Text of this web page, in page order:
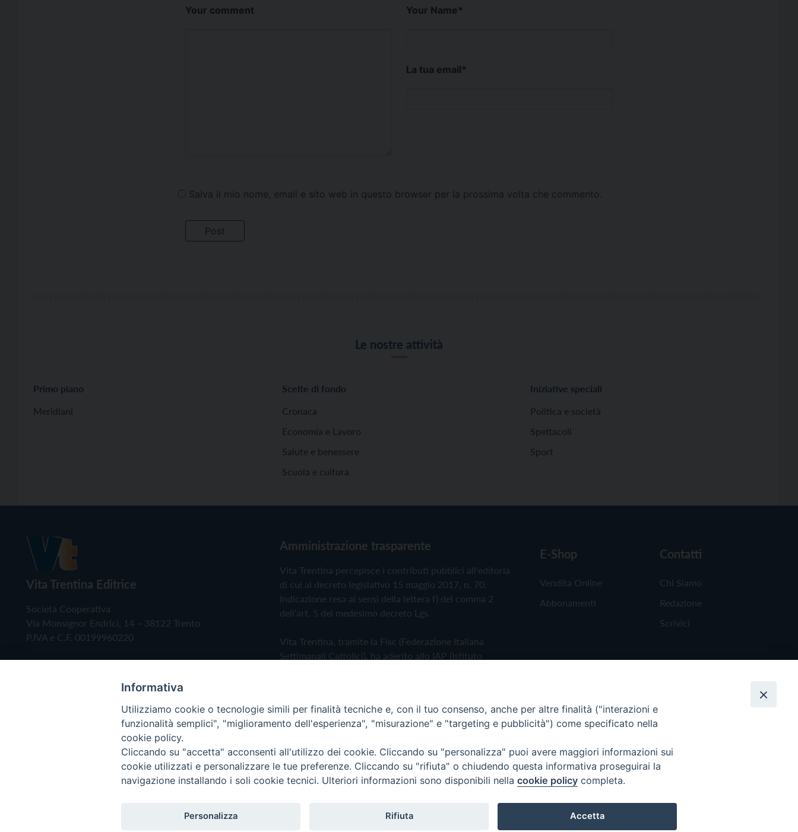
Your comment Your Name*
La tua email*
Salva il mio nome, email e sito web in questo browser per la prossima volta che commento.
Le nostre attività
Primo piano
Meridiani
Scelte di fondo
Cronaca
Economia e Lavoro
Salute e benessere
Scuola e cultura
Iniziative speciali
Politica e società
Spettacoli
Sport
Vita Trentina Editrice
Società Cooperativa
Via Monsignor Endrici, 14 – 38122 Trento
P.IVA e C.F. 00199960220
Amministrazione trasparente
Vita Trentina percepisce i contributi pubblici all'editoria
di cui al decreto legislativo 15 maggio 2017, n. 70.
Indicazione resa ai sensi della lettera f) del comma 2
dell'art. 5 del medesimo decreto Lgs.
Vita Trentina, tramite la Fisc (Federazione Italiana
Settimanali Cattolici), ha aderito allo IAP (Istituto
Privacy Policy Cookie Policy
E-Shop
Vendita Online
Abbonamenti
Contatti
Chi Siamo
Redazione
Scrivici
Copyright © 2019 - Tutti i diritti riservati - Vita Trentina Editrice
Informativa
Utilizziamo cookie o tecnologie simili per finalità tecniche e, con il tuo consenso, anche per altre finalità ("interazioni e
funzionalità semplici", "miglioramento dell'esperienza", "misurazione" e "targeting e pubblicità") come specificato nella
cookie policy.
Cliccando su "accetta" acconsenti all'utilizzo dei cookie. Cliccando su "personalizza" puoi avere maggiori informazioni sui
cookie utilizzati e personalizzare le tue preferenze. Cliccando su "rifiuta" o chiudendo questa informativa proseguirai la
navigazione installando i soli cookie tecnici. Ulteriori informazioni sono disponibili nella cookie policy completa.
Personalizza Rifiuta Accetta